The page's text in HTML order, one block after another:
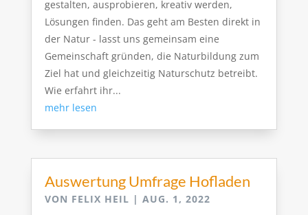
gestalten, ausprobieren, kreativ werden,
Lösungen finden. Das geht am Besten direkt in
der Natur - lasst uns gemeinsam eine
Gemeinschaft gründen, die Naturbildung zum
Ziel hat und gleichzeitig Naturschutz betreibt.
Wie erfahrt ihr...
mehr lesen
Auswertung Umfrage Hofladen
VON FELIX HEIL | AUG. 1, 2022